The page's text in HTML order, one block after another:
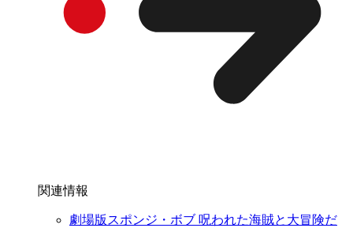
関連情報
劇場版スポンジ・ボブ 呪われた海賊と大冒険だ